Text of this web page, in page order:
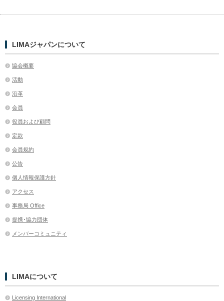
LIMAジャパンについて
協会概要
活動
沿革
会員
役員および顧問
定款
会員規約
公告
個人情報保護方針
アクセス
事務局 Office
提携･協力団体
メンバーコミュニティ
LIMAについて
Licensing International